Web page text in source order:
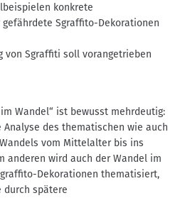
konkrete
gefährdete Sgraffito-Dekorationen
von Sgraffiti soll vorangetrieben
Wandel“ ist bewusst mehrdeutig:
des thematischen wie auch
vom Mittelalter bis ins
anderen wird auch der Wandel im
Dekorationen thematisiert,
durch spätere